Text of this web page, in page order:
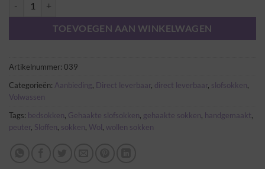
TOEVOEGEN AAN WINKELWAGEN
Artikelnummer: 039
Categorieën: Aanbieding, Direct leverbaar, direct leverbaar, slofsokken,
Volwassen
Tags: bedsokken, Gehaakte slofsokken, gehaakte sokken, handgemaakt,
peuter, Sloffen, sokken, Wol, wollen sokken